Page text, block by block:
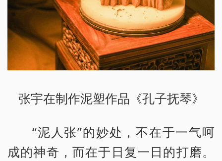
张宇在制作泥塑作品《孔子抚琴》
“泥人张”的妙处，不在于一气呵
成的神奇，而在于日复一日的打磨。